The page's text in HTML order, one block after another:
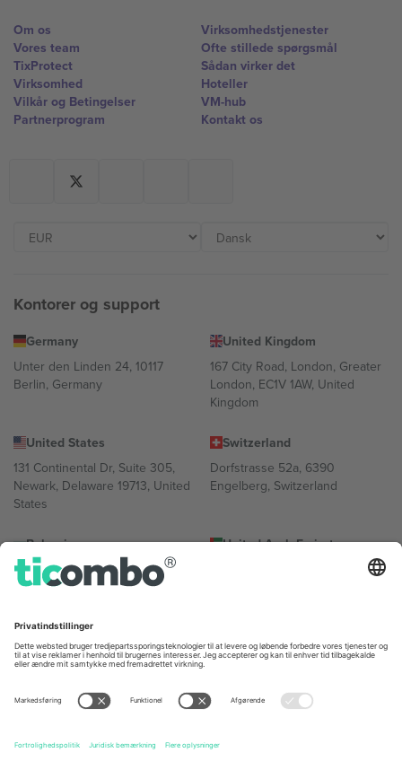
Om os
Vores team
TixProtect
Virksomhed
Vilkår og Betingelser
Partnerprogram
Virksomhedstjenester
Ofte stillede spørgsmål
Sådan virker det
Hoteller
VM-hub
Kontakt os
Kontorer og support
Germany
Unter den Linden 24, 10117
Berlin, Germany
United Kingdom
167 City Road, London, Greater
London, EC1V 1AW, United
Kingdom
United States
131 Continental Dr, Suite 305,
Newark, Delaware 19713, United
States
Switzerland
Dorfstrasse 52a, 6390
Engelberg, Switzerland
Bulgaria
Regus Sofia City West, bul
Totleben 53-55, 1606 Sofia,
United Arab Emirates
UAE Dubai Silicon Oasis, DDP
Mexico
Av Chapultepec 360, Roma
Norte, Cuauhtémoc, 06700
Ciudad de México, CDMX,